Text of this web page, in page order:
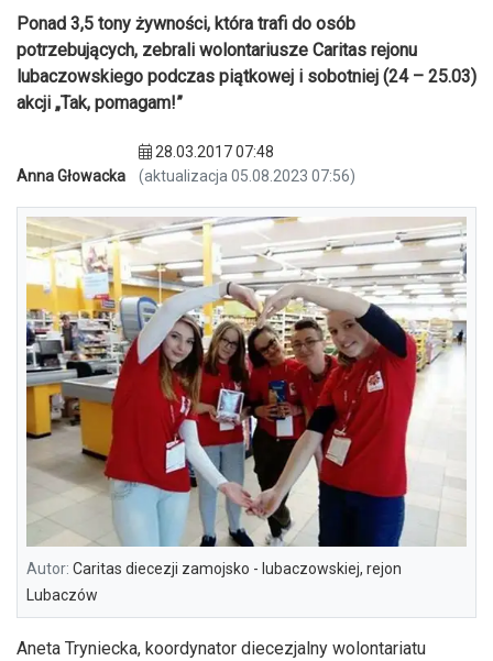
Ponad 3,5 tony żywności, która trafi do osób
potrzebujących, zebrali wolontariusze Caritas rejonu
lubaczowskiego podczas piątkowej i sobotniej (24 – 25.03)
akcji „Tak, pomagam!”
Anna Głowacka
28.03.2017 07:48
(aktualizacja 05.08.2023 07:56)
Autor: Caritas diecezji zamojsko - lubaczowskiej, rejon
Lubaczów
Aneta Tryniecka, koordynator diecezjalny wolontariatu